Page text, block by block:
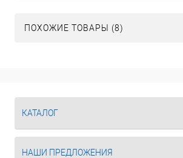
ПОХОЖИЕ ТОВАРЫ (8)
КАТАЛОГ
НАШИ ПРЕДЛОЖЕНИЯ